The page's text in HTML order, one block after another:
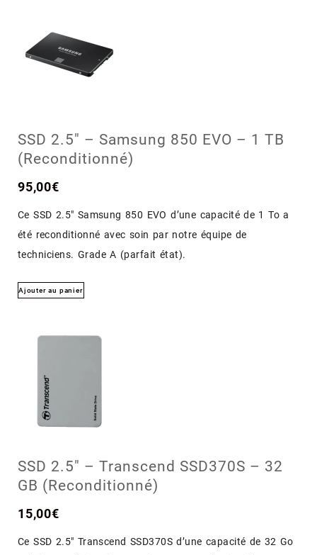
SSD 2.5″ – Samsung 850 EVO – 1 TB
(Reconditionné)
95,00€
Ce SSD 2.5″ Samsung 850 EVO d’une capacité de 1 To a
été reconditionné avec soin par notre équipe de
techniciens. Grade A (parfait état).
Ajouter au panier
SSD 2.5″ – Transcend SSD370S – 32
GB (Reconditionné)
15,00€
Ce SSD 2.5″ Transcend SSD370S d’une capacité de 32 Go